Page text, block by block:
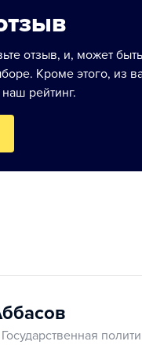
отзыв, и, может
Кроме этого, из
рейтинг.